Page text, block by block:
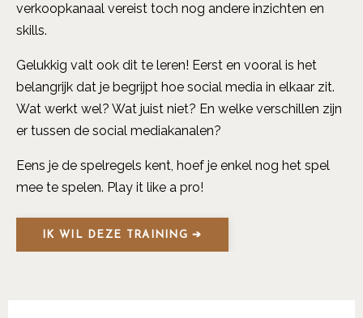
verkoopkanaal vereist toch nog andere inzichten en
skills.
Gelukkig valt ook dit te leren! Eerst en vooral is het
belangrijk dat je begrijpt hoe social media in elkaar zit.
Wat werkt wel? Wat juist niet? En welke verschillen zijn
er tussen de social mediakanalen?
Eens je de spelregels kent, hoef je enkel nog het spel
mee te spelen. Play it like a pro!
IK WIL DEZE TRAINING ➔